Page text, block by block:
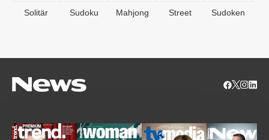
Solitär Sudoku Mahjong Street Sudoken